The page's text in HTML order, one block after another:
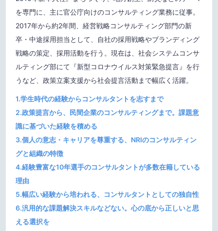
を専門に、主に官公庁向けのコンサルティング業務に従事。
2017年から約2年間、経営戦略コンサルティング部門の新
卒・中途採用担当として、自社の採用戦略やブランディング
戦略の策定、採用活動を行う。現在は、社会システムコンサ
ルティング部にて『新型コロナウイルス対策緊急提言』を行
うなど、政策立案支援から社会提言活動まで幅広く活躍。
1.学生時代の経験からコンサルタントを志すまで
2.政策提言から、民間企業のコンサルティングまで。課題意
識に基づいた経験を積める
3.個人の意志・キャリアを尊重する、NRIのコンサルティン
グと組織の特徴
4.経験豊富な10年選手のコンサルタントが多数在籍している
理由
5.幅広い経験から培われる、コンサルタントとしての独自性
6.汎用的な課題解決スキルなどない。心の底から正しいと思
える選択を